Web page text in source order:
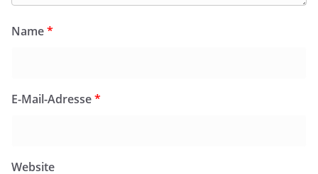
Name*
E-Mail-Adresse*
Website